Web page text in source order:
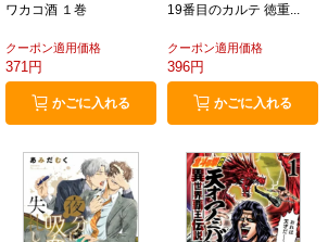
ワカコ酒 １巻
クーポン適用価格
371円
かごに入れる
19番目のカルテ 徳重...
クーポン適用価格
396円
かごに入れる